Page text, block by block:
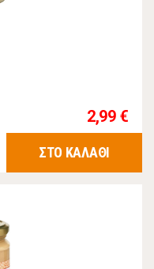
2,99 €
ΣΤΟ ΚΑΛΑΘΙ